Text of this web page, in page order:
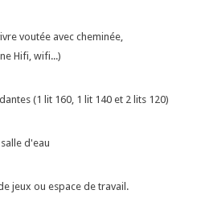
voutée avec cheminée,
Hifi, wifi...)
(1 lit 160, 1 lit 140 et 2 lits 120)
d'eau
jeux ou espace de travail.